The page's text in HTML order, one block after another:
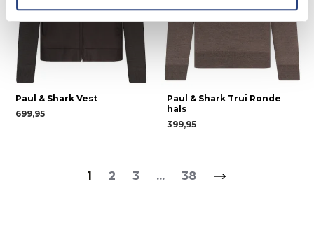
Paul & Shark Vest
699,95
Paul & Shark Trui Ronde
hals
399,95
1 2 3 ... 38